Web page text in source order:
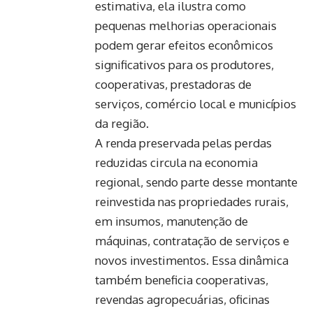
estimativa, ela ilustra como
pequenas melhorias operacionais
podem gerar efeitos econômicos
significativos para os produtores,
cooperativas, prestadoras de
serviços, comércio local e municípios
da região.
A renda preservada pelas perdas
reduzidas circula na economia
regional, sendo parte desse montante
reinvestida nas propriedades rurais,
em insumos, manutenção de
máquinas, contratação de serviços e
novos investimentos. Essa dinâmica
também beneficia cooperativas,
revendas agropecuárias, oficinas